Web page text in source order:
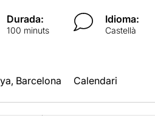
Durada:
100 minuts
Idioma:
Castellà
Barcelona Calendari